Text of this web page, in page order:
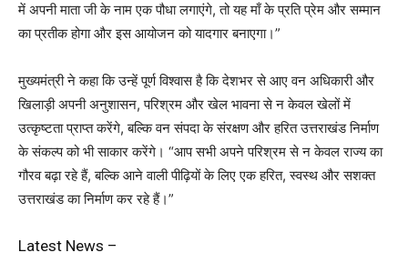
में अपनी माता जी के नाम एक पौधा लगाएंगे, तो यह माँ के प्रति प्रेम और सम्मान
का प्रतीक होगा और इस आयोजन को यादगार बनाएगा।”
मुख्यमंत्री ने कहा कि उन्हें पूर्ण विश्वास है कि देशभर से आए वन अधिकारी और
खिलाड़ी अपनी अनुशासन, परिश्रम और खेल भावना से न केवल खेलों में
उत्कृष्टता प्राप्त करेंगे, बल्कि वन संपदा के संरक्षण और हरित उत्तराखंड निर्माण
के संकल्प को भी साकार करेंगे। “आप सभी अपने परिश्रम से न केवल राज्य का
गौरव बढ़ा रहे हैं, बल्कि आने वाली पीढ़ियों के लिए एक हरित, स्वस्थ और सशक्त
उत्तराखंड का निर्माण कर रहे हैं।”
Latest News –